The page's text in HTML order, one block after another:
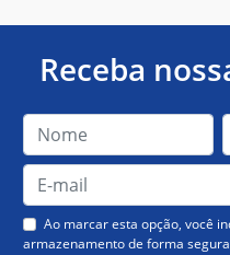
Receba
Ao marcar esta opção, você
armazenamento de forma